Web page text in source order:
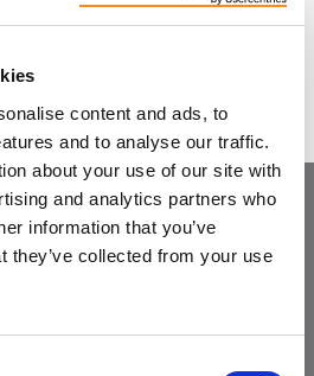
content and ads, to
and to analyse our traffic.
about your use of our site with
and analytics partners who
information that you’ve
they’ve collected from your use
vous à la